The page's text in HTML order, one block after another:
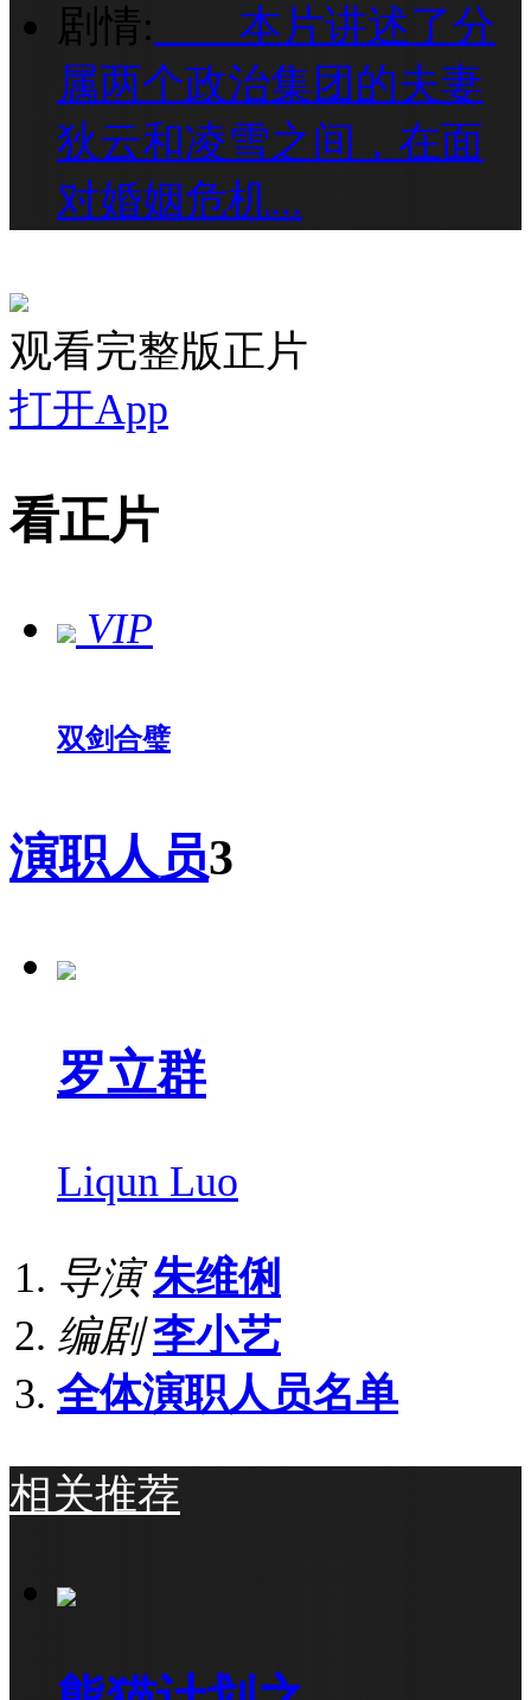
剧情: 本片讲述了分
属两个政治集团的夫妻
狄云和凌雪之间，在面
对婚姻危机...
观看完整版正片
打开App
看正片
VIP
双剑合璧
演职人员3
罗立群
Liqun Luo
导演 朱维俐
编剧 李小艺
全体演职人员名单
相关推荐